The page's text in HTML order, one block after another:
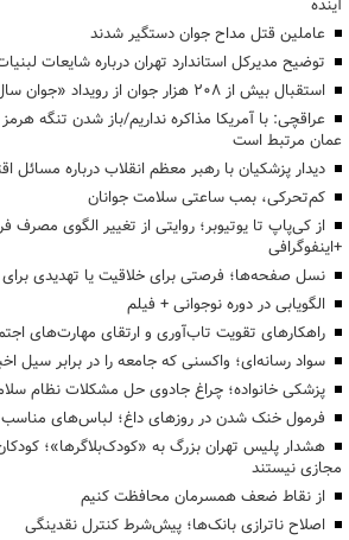
آینده
عاملین قتل مداح جوان دستگیر شدند
توضیح مدیرکل استاندارد تهران درباره شایعات
استقبال بیش از ۲۰۸ هزار جوان از رویداد «جوان سال»
عراقچی: با آمریکا مذاکره نداریم/باز شدن تنگه
عمان مرتبط است
دیدار پزشکیان با رهبر معظم انقلاب درباره مسائل
کم‌تحرکی، بمب ساعتی سلامت جوانان
از کی‌پاپ تا یوتیوبر؛ روایتی از تغییر الگوی
+اینفوگرافی
نسل صفحه‌ها؛ فرصتی برای خلاقیت یا تهدیدی برای
الگویابی در دوره نوجوانی + فیلم
راهکارهای تقویت تاب‌آوری و ارتقای مهارت‌های
سواد رسانه‌ای؛ واکسنی که جامعه را در برابر سیل
پزشکی خانواده؛ چراغ جادوی حل مشکلات نظام
فرمول خنک شدن در روزهای داغ؛ لباس‌های مناسب
هشدار پلیس تهران بزرگ به «کودک‌بلاگرها»؛
مجازی نیستند
از نقاط ضعف همسرمان محافظت کنیم
اصلاح ناترازی بانک‌ها؛ پیش‌شرط کنترل نقدینگی